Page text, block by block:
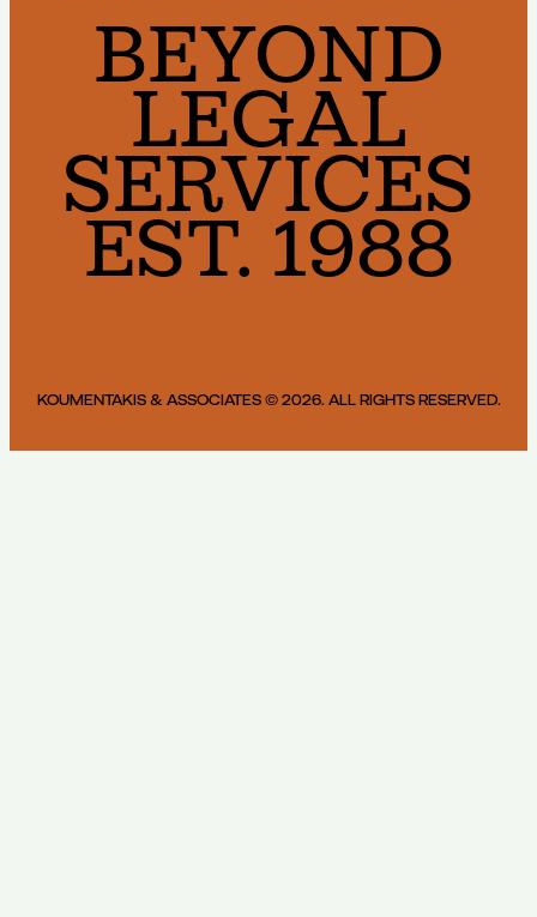
BEYOND
LEGAL
SERVICES
EST. 1988
KOUMENTAKIS & ASSOCIATES © 2026. ALL RIGHTS RESERVED.